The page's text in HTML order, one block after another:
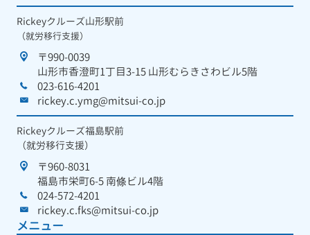
Rickeyクルーズ山形駅前
（就労移行支援）
〒990-0039
山形市香澄町1丁目3-15 山形むらきさわビル5階
023-616-4201
rickey.c.ymg@mitsui-co.jp
Rickeyクルーズ福島駅前
（就労移行支援）
〒960-8031
福島市栄町6-5 南條ビル4階
024-572-4201
rickey.c.fks@mitsui-co.jp
メニュー